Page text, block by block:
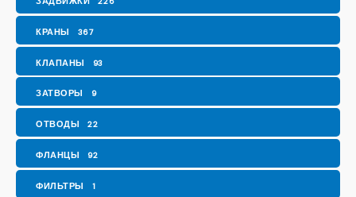
КРАНЫ 367
КЛАПАНЫ 93
ЗАТВОРЫ 9
ОТВОДЫ 22
ФЛАНЦЫ 92
ФИЛЬТРЫ 1